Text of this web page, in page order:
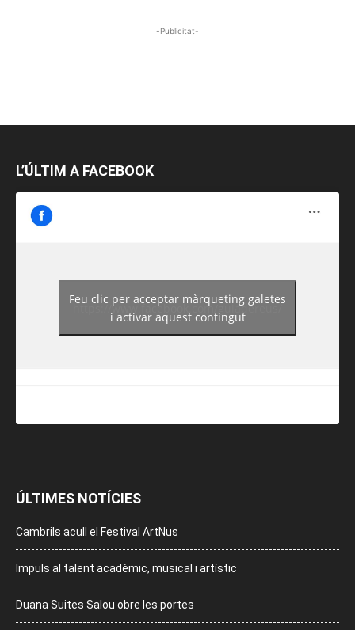
-Publicitat-
L’ÚLTIM A FACEBOOK
https://www.facebook.com/guiadereus/
Feu clic per acceptar màrqueting galetes
i activar aquest contingut
ÚLTIMES NOTÍCIES
Cambrils acull el Festival ArtNus
Impuls al talent acadèmic, musical i artístic
Duana Suites Salou obre les portes